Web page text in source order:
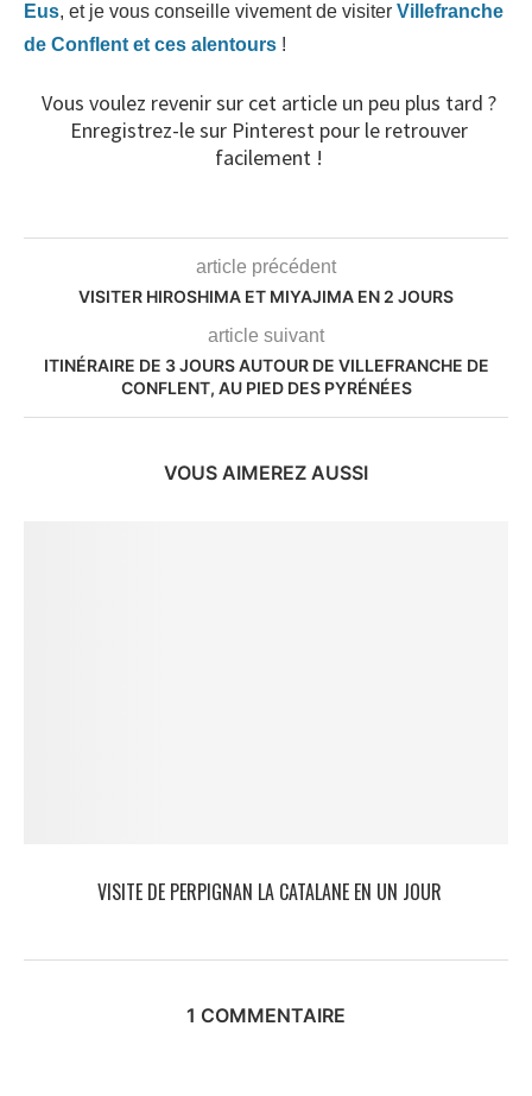
Eus, et je vous conseille vivement de visiter Villefranche
de Conflent et ces alentours !
Vous voulez revenir sur cet article un peu plus tard ?
Enregistrez-le sur Pinterest pour le retrouver
facilement !
article précédent
VISITER HIROSHIMA ET MIYAJIMA EN 2 JOURS
article suivant
ITINÉRAIRE DE 3 JOURS AUTOUR DE VILLEFRANCHE DE
CONFLENT, AU PIED DES PYRÉNÉES
VOUS AIMEREZ AUSSI
VISITE DE PERPIGNAN LA CATALANE EN UN JOUR
1 COMMENTAIRE